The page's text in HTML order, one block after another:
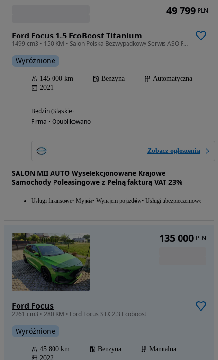
Ford Focus 1.5 EcoBoost Titanium
1499 cm3 • 150 KM • Salon Polska Bezwypadkowy Serwis ASO Faktura VAT 23% I WŁ
Wyróżnione
145 000 km Benzyna
Automatyczna
2021
Będzin (Śląskie)
Firma • Opublikowano
Zobacz ogłoszenia
SALON MII AUTO Wyselekcjonowane Krajowe
Samochody Poleasingowe z Pełną fakturą VAT 23%
Usługi finansowe Myjnia Wynajem pojazdów Usługi ubezpieczeniowe
49 799 PLN
Ford Focus
2261 cm3 • 280 KM • Ford Focus STX 2.3 Ecoboost
Wyróżnione
45 800 km Benzyna
Manualna
2022
135 000 PLN